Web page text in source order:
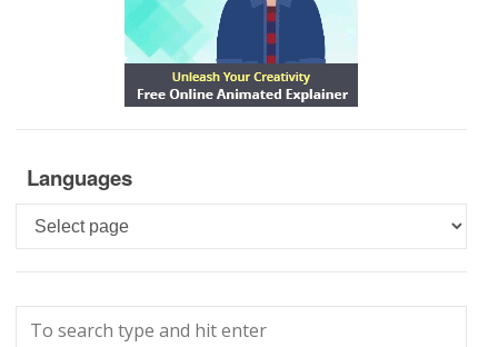
Languages
Languages